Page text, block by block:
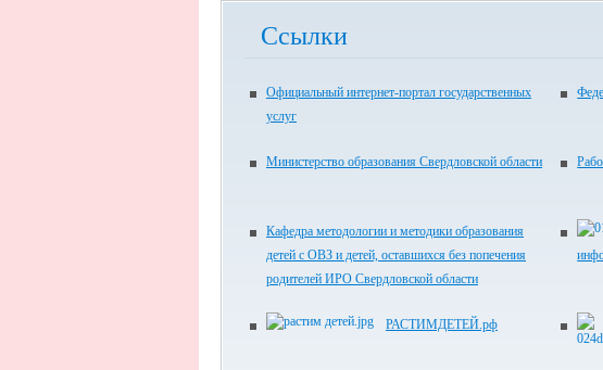
Ссылки
Официальный интернет-портал государственных
услуг
Министерство образования Свердловской области
Кафедра методологии и методики образования
детей с ОВЗ и детей, оставшихся без попечения
родителей ИРО Свердловской области
РАСТИМДЕТЕЙ.рф